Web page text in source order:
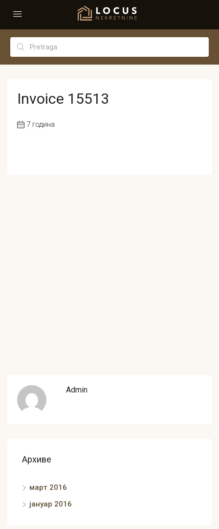
Invoice 15513
7 година
Admin
Архиве
март 2016
јануар 2016